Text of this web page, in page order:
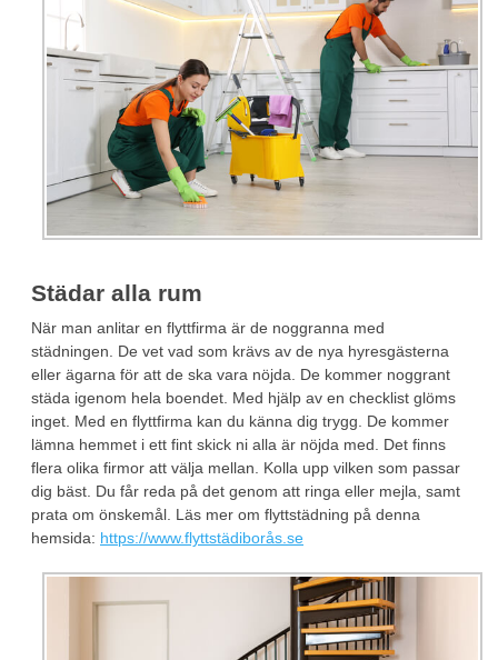
Städar alla rum
När man anlitar en flyttfirma är de noggranna med
städningen. De vet vad som krävs av de nya hyresgästerna
eller ägarna för att de ska vara nöjda. De kommer noggrant
städa igenom hela boendet. Med hjälp av en checklist glöms
inget. Med en flyttfirma kan du känna dig trygg. De kommer
lämna hemmet i ett fint skick ni alla är nöjda med. Det finns
flera olika firmor att välja mellan. Kolla upp vilken som passar
dig bäst. Du får reda på det genom att ringa eller mejla, samt
prata om önskemål. Läs mer om flyttstädning på denna
hemsida: https://www.flyttstädiborås.se